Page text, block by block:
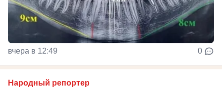
вчера в 12:49 0
Народный репортер